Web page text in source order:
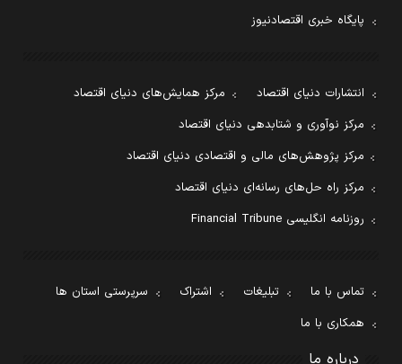
پایگاه خبری اقتصادنیوز
انتشارات دنیای اقتصاد
مرکز همایش‌های دنیای اقتصاد
مرکز نوآوری و شتابدهی دنیای اقتصاد
مرکز پژوهش‌های مالی و اقتصادی دنیای اقتصاد
مرکز راه حل‌های رسانه‌ای دنیای اقتصاد
روزنامه انگلیسی Financial Tribune
تماس با ما تبلیغات اشتراک
سرپرستی استان ها
همکاری با ما
درباره ما